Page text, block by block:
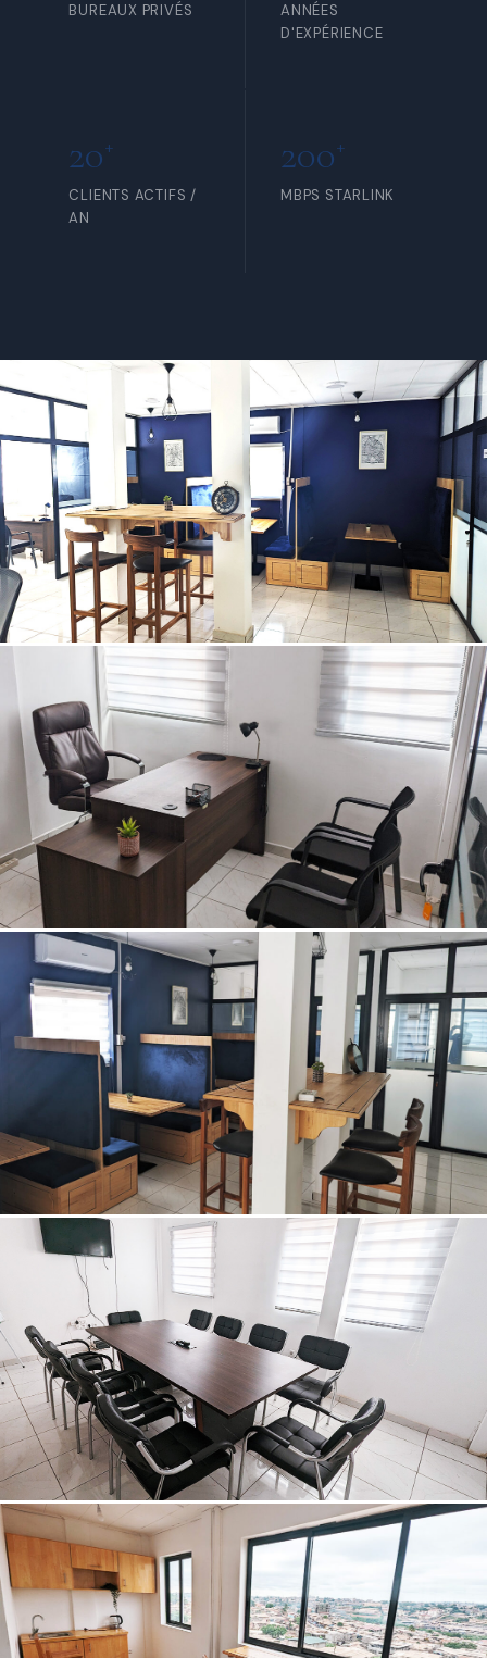
BUREAUX PRIVÉS
ANNÉES
D'EXPÉRIENCE
20+
CLIENTS ACTIFS /
AN
200+
MBPS STARLINK